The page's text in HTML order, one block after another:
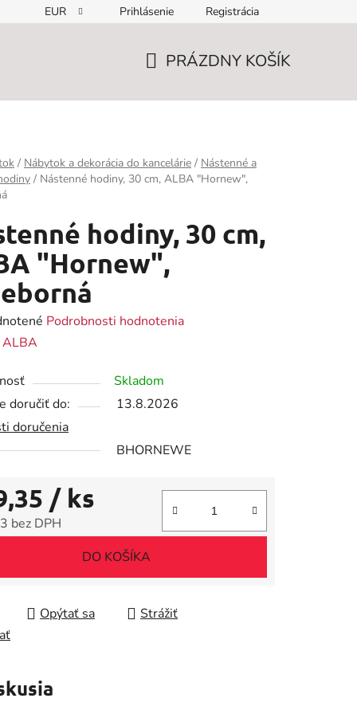
EUR Prihlásenie Registrácia
PRÁZDNY KOŠÍK
/ Nábytok a dekorácia do kancelárie / Nástenné a
/ Nástenné hodiny, 30 cm, ALBA "Hornew",
hodiny, 30 cm,
"Hornew",
Podrobnosti hodnotenia
ALBA
Skladom
doručiť do:
13.8.2026
doručenia
BHORNEWE
/ ks
bez DPH
DO KOŠÍKA
Opýtať sa
Strážiť